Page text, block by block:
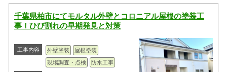
千葉県柏市にてモルタル外壁とコロニアル屋根の塗装工
事！ひび割れの早期発見と対策
工事内容 外壁塗装
屋根塗装
現場調査・点検
防水工事